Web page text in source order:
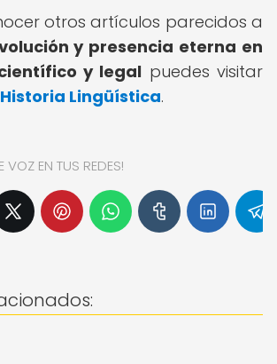
otros artículos parecidos a
y presencia eterna en
y legal puedes visitar
Historia Lingüística.
VOZ EN TUS REDES!